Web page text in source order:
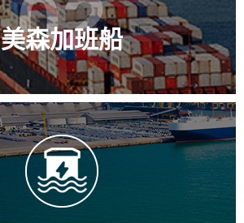
02
美森加班船